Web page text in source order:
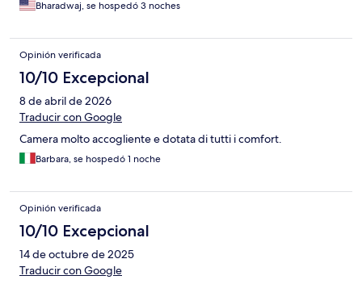
Bharadwaj, se hospedó 3 noches
Opinión verificada
10/10 Excepcional
8 de abril de 2026
Traducir con Google
Camera molto accogliente e dotata di tutti i comfort.
Barbara, se hospedó 1 noche
Opinión verificada
10/10 Excepcional
14 de octubre de 2025
Traducir con Google